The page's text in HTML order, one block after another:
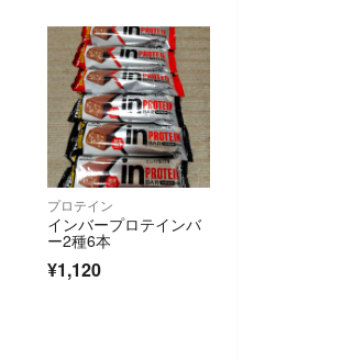
プロテイン
インバープロテインバ
ー2種6本
¥1,120